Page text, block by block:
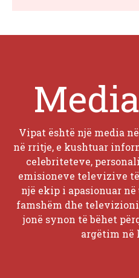
Vipat është një media
në rritje, e kushtuar
celebriteteve,
emisioneve televizive
një ekip i apasionuar
famshëm dhe
jonë synon të bëhet
argëtim në